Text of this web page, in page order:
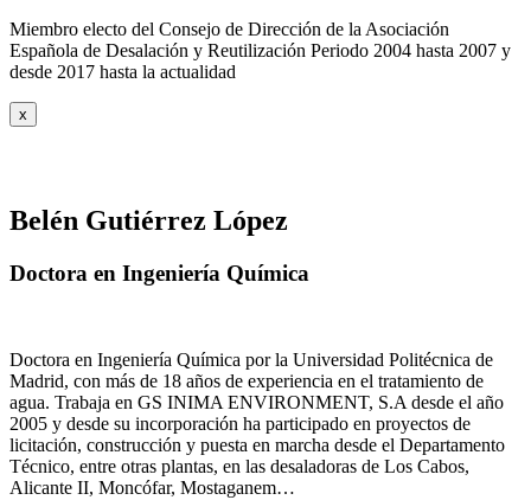
Miembro electo del Consejo de Dirección de la Asociación
Española de Desalación y Reutilización Periodo 2004 hasta 2007 y
desde 2017 hasta la actualidad
x
Belén Gutiérrez López
Doctora en Ingeniería Química
Doctora en Ingeniería Química por la Universidad Politécnica de
Madrid, con más de 18 años de experiencia en el tratamiento de
agua. Trabaja en GS INIMA ENVIRONMENT, S.A desde el año
2005 y desde su incorporación ha participado en proyectos de
licitación, construcción y puesta en marcha desde el Departamento
Técnico, entre otras plantas, en las desaladoras de Los Cabos,
Alicante II, Moncófar, Mostaganem…